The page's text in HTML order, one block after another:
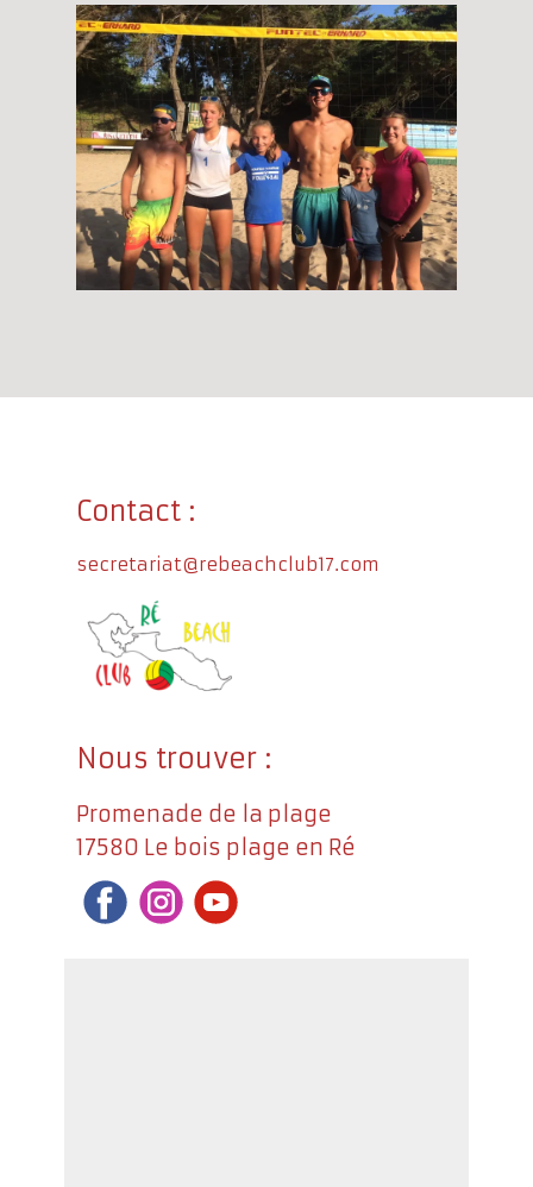
Contact :
secretariat@rebeachclub17.com
Nous trouver :
Promenade de la plage
17580 Le bois plage en Ré